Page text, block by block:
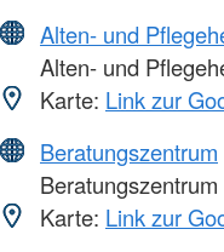
Alten- und
Alten- und
Karte: Link zur
Beratungszentrum
Karte: Link zur